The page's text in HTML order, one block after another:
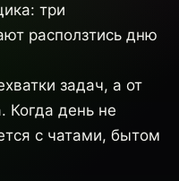
три
расползтись дню
задач, а от
Когда день не
с чатами, бытом